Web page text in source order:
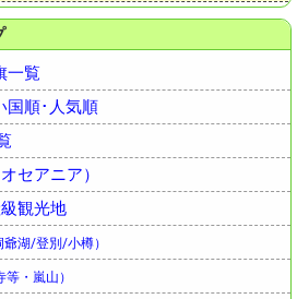
一覧
国順･人気順
セアニア）
観光地
湖/登別/小樽）
・嵐山）